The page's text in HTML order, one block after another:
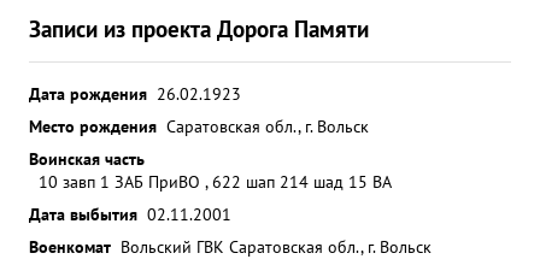
истребителей с сопровождения не имея потерь
своей стороны. Имея большой практический опыт
в боевой работе умело передает свои знания
подчиненному летному составу. Как заместитель и
штурман эскадрильи ведет исключительно
большую работу с молодым Летным составом,
передавая ему свои богатый опыт и знание
летного дела. На примерах боевой работы
Записи из проекта Дорога Памяти
Дата рождения 26.02.1923
Место рождения Саратовская обл., г. Вольск
Воинская часть
10 завп 1 ЗАБ ПриВО , 622 шап 214 шад 15 ВА
Дата выбытия 02.11.2001
Военкомат Вольский ГВК Саратовская обл., г. Вольск